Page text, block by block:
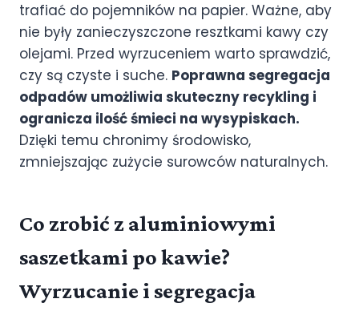
trafiać do pojemników na papier. Ważne, aby
nie były zanieczyszczone resztkami kawy czy
olejami. Przed wyrzuceniem warto sprawdzić,
czy są czyste i suche. Poprawna segregacja
odpadów umożliwia skuteczny recykling i
ogranicza ilość śmieci na wysypiskach.
Dzięki temu chronimy środowisko,
zmniejszając zużycie surowców naturalnych.
Co zrobić z aluminiowymi
saszetkami po kawie?
Wyrzucanie i segregacja